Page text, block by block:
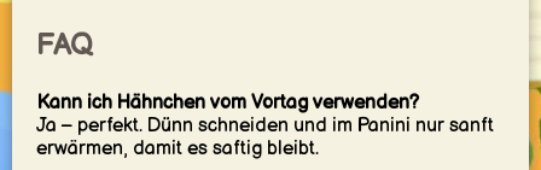
FAQ
Kann ich Hähnchen vom Vortag verwenden?
Ja – perfekt. Dünn schneiden und im Panini nur sanft
erwärmen, damit es saftig bleibt.